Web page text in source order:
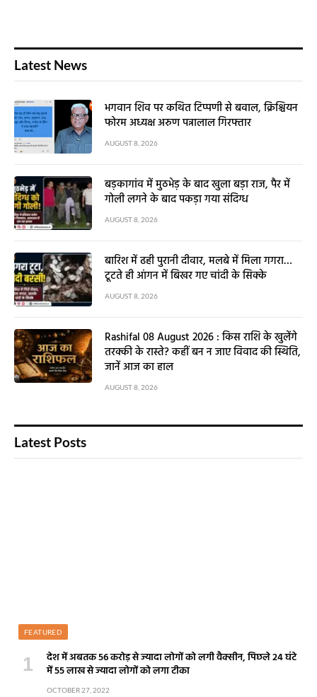
Latest News
भगवान शिव पर कथित टिप्पणी से बवाल, क्रिश्चियन
फोरम अध्यक्ष अरुण पन्नालाल गिरफ्तार
AUGUST 8, 2026
बड़कागांव में मुठभेड़ के बाद खुला बड़ा राज, पैर में
गोली लगने के बाद पकड़ा गया संदिग्ध
AUGUST 8, 2026
बारिश में ढही पुरानी दीवार, मलबे में मिला गगरा…
टूटते ही आंगन में बिखर गए चांदी के सिक्के
AUGUST 8, 2026
Rashifal 08 August 2026 : किस राशि के खुलेंगे
तरक्की के रास्ते? कहीं बन न जाए विवाद की स्थिति,
जानें आज का हाल
AUGUST 8, 2026
Latest Posts
FEATURED
देश में अबतक 56 करोड़ से ज्यादा लोगों को लगी वैक्सीन, पिछले 24 घंटे
में 55 लाख से ज्यादा लोगों को लगा टीका
OCTOBER 27, 2022